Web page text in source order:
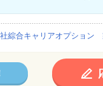
綜合キャリアオプション